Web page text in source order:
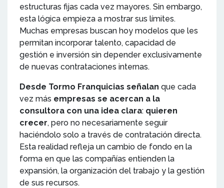
estructuras fijas cada vez mayores. Sin embargo,
esta lógica empieza a mostrar sus límites.
Muchas empresas buscan hoy modelos que les
permitan incorporar talento, capacidad de
gestión e inversión sin depender exclusivamente
de nuevas contrataciones internas.
Desde Tormo Franquicias señalan que cada
vez más empresas se acercan a la
consultora con una idea clara: quieren
crecer, pero no necesariamente seguir
haciéndolo solo a través de contratación directa.
Esta realidad refleja un cambio de fondo en la
forma en que las compañías entienden la
expansión, la organización del trabajo y la gestión
de sus recursos.